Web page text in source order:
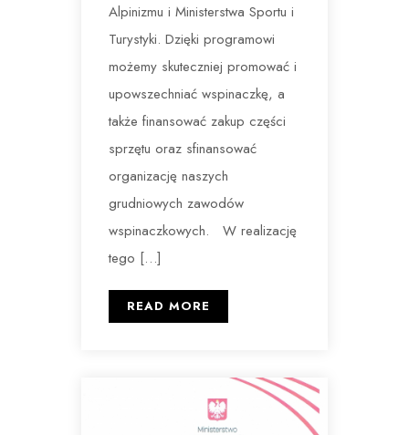
Alpinizmu i Ministerstwa Sportu i
Turystyki. Dzięki programowi
możemy skuteczniej promować i
upowszechniać wspinaczkę, a
także finansować zakup części
sprzętu oraz sfinansować
organizację naszych
grudniowych zawodów
wspinaczkowych. W realizację
tego […]
READ MORE